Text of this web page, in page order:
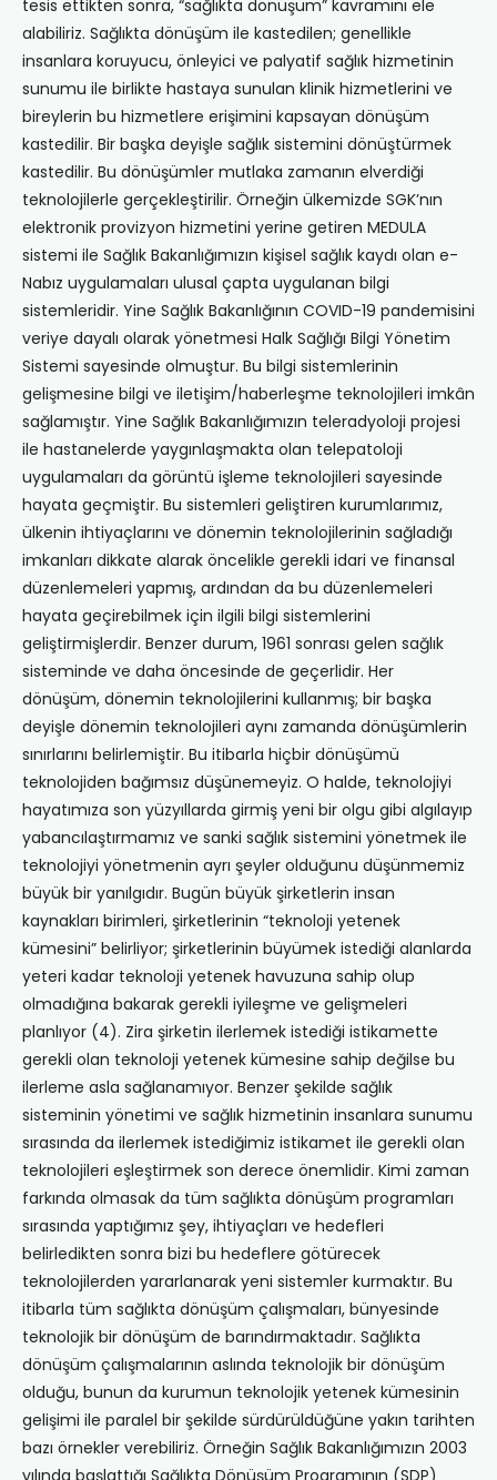
tesis ettikten sonra, “sağlıkta dönüşüm” kavramını ele
alabiliriz. Sağlıkta dönüşüm ile kastedilen; genellikle
insanlara koruyucu, önleyici ve palyatif sağlık hizmetinin
sunumu ile birlikte hastaya sunulan klinik hizmetlerini ve
bireylerin bu hizmetlere erişimini kapsayan dönüşüm
kastedilir. Bir başka deyişle sağlık sistemini dönüştürmek
kastedilir. Bu dönüşümler mutlaka zamanın elverdiği
teknolojilerle gerçekleştirilir. Örneğin ülkemizde SGK’nın
elektronik provizyon hizmetini yerine getiren MEDULA
sistemi ile Sağlık Bakanlığımızın kişisel sağlık kaydı olan e-
Nabız uygulamaları ulusal çapta uygulanan bilgi
sistemleridir. Yine Sağlık Bakanlığının COVID-19 pandemisini
veriye dayalı olarak yönetmesi Halk Sağlığı Bilgi Yönetim
Sistemi sayesinde olmuştur. Bu bilgi sistemlerinin
gelişmesine bilgi ve iletişim/haberleşme teknolojileri imkân
sağlamıştır. Yine Sağlık Bakanlığımızın teleradyoloji projesi
ile hastanelerde yaygınlaşmakta olan telepatoloji
uygulamaları da görüntü işleme teknolojileri sayesinde
hayata geçmiştir. Bu sistemleri geliştiren kurumlarımız,
ülkenin ihtiyaçlarını ve dönemin teknolojilerinin sağladığı
imkanları dikkate alarak öncelikle gerekli idari ve finansal
düzenlemeleri yapmış, ardından da bu düzenlemeleri
hayata geçirebilmek için ilgili bilgi sistemlerini
geliştirmişlerdir. Benzer durum, 1961 sonrası gelen sağlık
sisteminde ve daha öncesinde de geçerlidir. Her
dönüşüm, dönemin teknolojilerini kullanmış; bir başka
deyişle dönemin teknolojileri aynı zamanda dönüşümlerin
sınırlarını belirlemiştir. Bu itibarla hiçbir dönüşümü
teknolojiden bağımsız düşünemeyiz. O halde, teknolojiyi
hayatımıza son yüzyıllarda girmiş yeni bir olgu gibi algılayıp
yabancılaştırmamız ve sanki sağlık sistemini yönetmek ile
teknolojiyi yönetmenin ayrı şeyler olduğunu düşünmemiz
büyük bir yanılgıdır. Bugün büyük şirketlerin insan
kaynakları birimleri, şirketlerinin “teknoloji yetenek
kümesini” belirliyor; şirketlerinin büyümek istediği alanlarda
yeteri kadar teknoloji yetenek havuzuna sahip olup
olmadığına bakarak gerekli iyileşme ve gelişmeleri
planlıyor (4). Zira şirketin ilerlemek istediği istikamette
gerekli olan teknoloji yetenek kümesine sahip değilse bu
ilerleme asla sağlanamıyor. Benzer şekilde sağlık
sisteminin yönetimi ve sağlık hizmetinin insanlara sunumu
sırasında da ilerlemek istediğimiz istikamet ile gerekli olan
teknolojileri eşleştirmek son derece önemlidir. Kimi zaman
farkında olmasak da tüm sağlıkta dönüşüm programları
sırasında yaptığımız şey, ihtiyaçları ve hedefleri
belirledikten sonra bizi bu hedeflere götürecek
teknolojilerden yararlanarak yeni sistemler kurmaktır. Bu
itibarla tüm sağlıkta dönüşüm çalışmaları, bünyesinde
teknolojik bir dönüşüm de barındırmaktadır. Sağlıkta
dönüşüm çalışmalarının aslında teknolojik bir dönüşüm
olduğu, bunun da kurumun teknolojik yetenek kümesinin
gelişimi ile paralel bir şekilde sürdürüldüğüne yakın tarihten
bazı örnekler verebiliriz. Örneğin Sağlık Bakanlığımızın 2003